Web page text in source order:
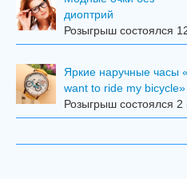
диоптрий
Розыгрыш состоялся
Яркие наручные часы
want to ride my bicycle»
Розыгрыш состоялся